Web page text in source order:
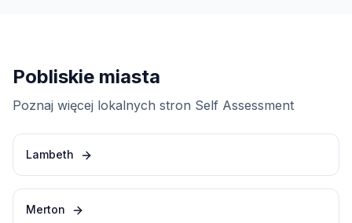
Pobliskie miasta
Poznaj więcej lokalnych stron Self Assessment
Lambeth
Merton